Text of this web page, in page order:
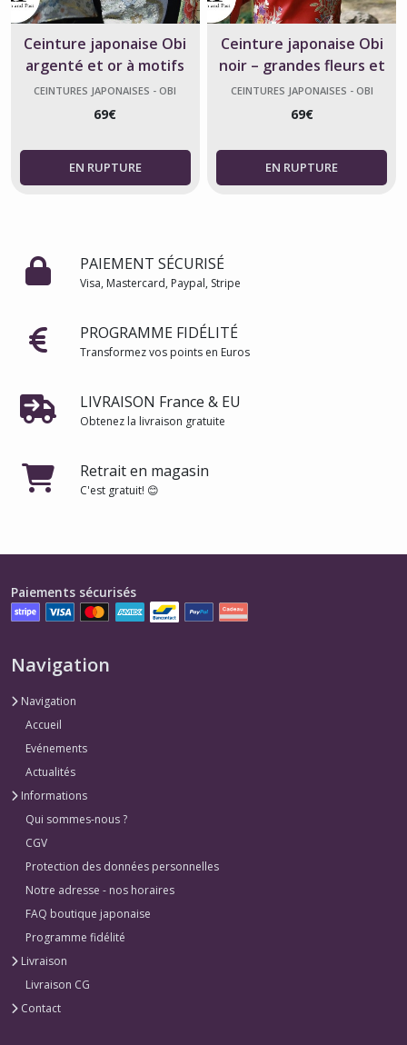
Ceinture japonaise Obi
argenté et or à motifs
floraux
CEINTURES JAPONAISES - OBI
69€
Ceinture japonaise Obi
noir – grandes fleurs et
bambous
CEINTURES JAPONAISES - OBI
69€
PAIEMENT SÉCURISÉ
Visa, Mastercard, Paypal, Stripe
PROGRAMME FIDÉLITÉ
Transformez vos points en Euros
LIVRAISON France & EU
Obtenez la livraison gratuite
Retrait en magasin
C'est gratuit! 😊
Paiements sécurisés
Navigation
Navigation
Accueil
Evénements
Actualités
Informations
Qui sommes-nous ?
CGV
Protection des données personnelles
Notre adresse - nos horaires
FAQ boutique japonaise
Programme fidélité
Livraison
Livraison CG
Contact